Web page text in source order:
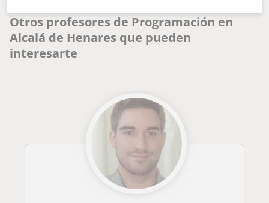
Otros profesores de Programación en
Alcalá de Henares que pueden
interesarte